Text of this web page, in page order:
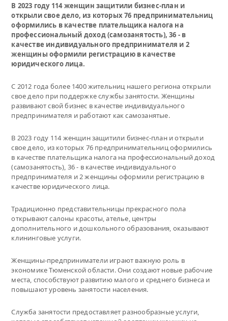
В 2023 году 114 женщин защитили бизнес-план и
открыли свое дело, из которых 76 предпринимательниц
оформились в качестве плательщика налога на
профессиональный доход (самозанятость), 36 - в
качестве индивидуального предпринимателя и 2
женщины оформили регистрацию в качестве
юридического лица.
С 2012 года более 1400 жительниц нашего региона открыли
свое дело при поддержке службы занятости. Женщины
развивают свой бизнес в качестве индивидуального
предпринимателя и работают как самозанятые.
В 2023 году 114 женщин защитили бизнес-план и открыли
свое дело, из которых 76 предпринимательниц оформились
в качестве плательщика налога на профессиональный доход
(самозанятость), 36 - в качестве индивидуального
предпринимателя и 2 женщины оформили регистрацию в
качестве юридического лица.
Традиционно представительницы прекрасного пола
открывают салоны красоты, ателье, центры
дополнительного и дошкольного образования, оказывают
клининговые услуги.
Женщины-предприниматели играют важную роль в
экономике Тюменской области. Они создают новые рабочие
места, способствуют развитию малого и среднего бизнеса и
повышают уровень занятости населения.
Служба занятости предоставляет разнообразные услуги,